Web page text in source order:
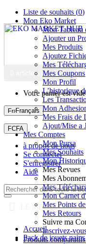
Liste de souhaits (0)
Mon Eko Market
Mon Tableau
Ajouter un
Mes Produits
Ajoutez
Mes
Mes Coupons
Mon Profil
L’historique
Les
Mon
Mes Frais de
Ajout/Mise a
Mes Comptes
Mon Pursa
Mes Souhaits
Mon
Mes Revues
Mes
Mes
Mon Carnet
Mes Points
Mes Retours
Suivre ma
Inscrivez-
Produits
0 article(s) - 0FCFA
Votre panier est
Français
FCFA
à propos de nous
Se connecter
S'enregistrer
Aide
LE MENU
Accueil
Pack de jouets nains